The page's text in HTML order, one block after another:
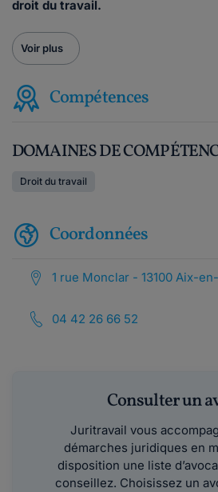
droit du travail.
Voir plus
Compétences
DOMAINES DE
Droit du travail
Coordonnées
1 rue Monclar - 13100 Aix-
04 42 26 66 52
Consulter un
Juritravail vous
démarches juridiques en
disposition une liste
conseillez. Choisissez un